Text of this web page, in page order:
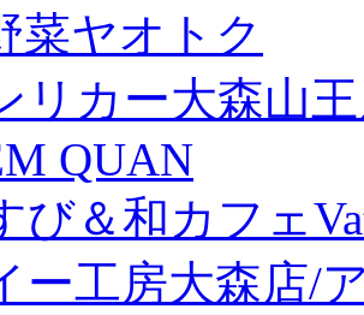
菜ヤオトク
リカー大森山
QUAN
び＆和カフェ
ー工房大森店/